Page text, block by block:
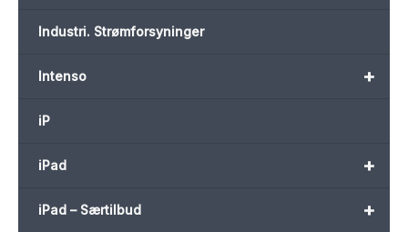
Industri. Strømforsyninger
+
Intenso
iP
+
iPad
+
iPad – Særtilbud